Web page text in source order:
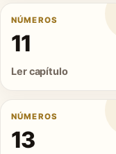
NÚMEROS
11
Ler capítulo
NÚMEROS
13